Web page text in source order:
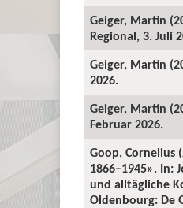
Geiger, Martin
Regional, 3. Juli
Geiger, Martin
2026.
Geiger, Martin
Februar 2026.
Goop, Cornelius
1866–1945». In:
und alltägliche
Oldenbourg: De